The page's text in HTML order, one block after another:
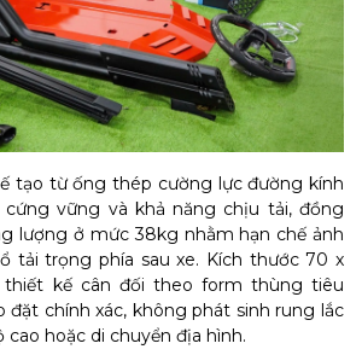
tạo từ ống thép cường lực đường kính
cứng vững và khả năng chịu tải, đồng
lượng ở mức 38kg nhằm hạn chế ảnh
tải trọng phía sau xe. Kích thước 70 x
thiết kế cân đối theo form thùng tiêu
đặt chính xác, không phát sinh rung lắc
hoặc di chuyển địa hình.